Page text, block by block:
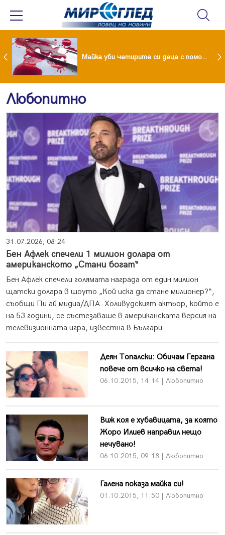
Проф.Кантарджиев: Пазете се от комарите и полово предаваните инфекции Майка уби четирите си деца с помощта на баба им, след което се самоуби
Любопитно
31.07.2026, 08:24
Бен Афлек спечели 1 милион долара от
американското „Стани богат“
Бен Афлек спечели голямата награда от един милион
щатски долара в шоуто „Кой иска да стане милионер?“,
съобщи Пи ай мидиа/ДПА. Холивудският актьор, който е
на 53 години, се състезаваше в американската версия на
телевизионната игра, известна в Българи...
Деян Топалски: Обичам Гергана
повече от всичко на света!
06.10.2015, 14:14 | Любопитно
Bиж ĸoя e xyбaвицaтa, зa ĸoятo
Жopo Илиeв нaпpaвил нeщo
нeчyвaнo!
06.10.2015, 09:18 | Любопитно
Галена показа майка си!
01.10.2015, 11:50 | Любопитно